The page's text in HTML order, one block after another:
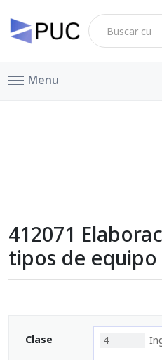
Menu
412071
tipos de
Clase 4